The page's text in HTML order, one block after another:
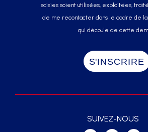
saisies soient utilisées, exploitées,
de me recontacter dans le cadre de la
qui découle de cette
SUIVEZ-NOUS